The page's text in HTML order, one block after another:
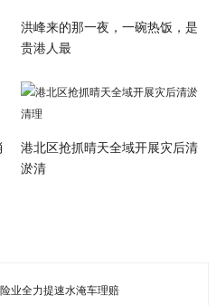
洪峰来的那一夜，一碗热饭，是
贵港人最
港北区抢抓晴天全域开展灾后清
淤清
业全力提速水淹车理赔